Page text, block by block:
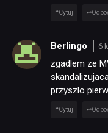
Cytuj
Berlingo 6
zgadlem ze
przyszlo
Cytuj